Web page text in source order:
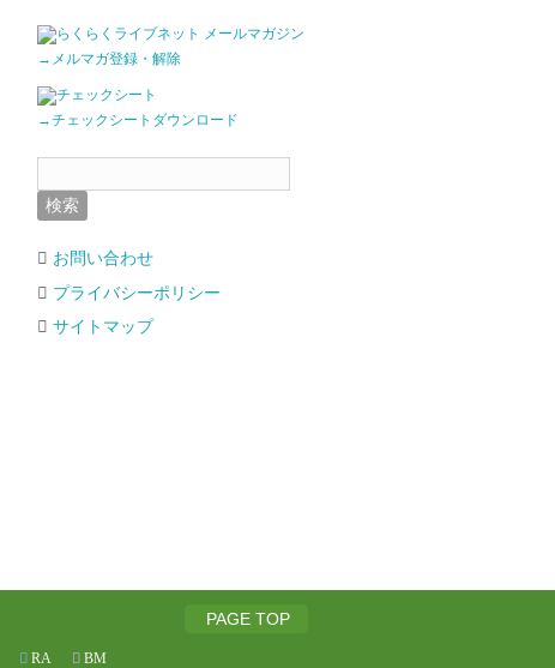
→メルマガ登録・解除
→チェックシートダウンロード
お問い合わせ
プライバシーポリシー
サイトマップ
PAGE TOP
RA BM